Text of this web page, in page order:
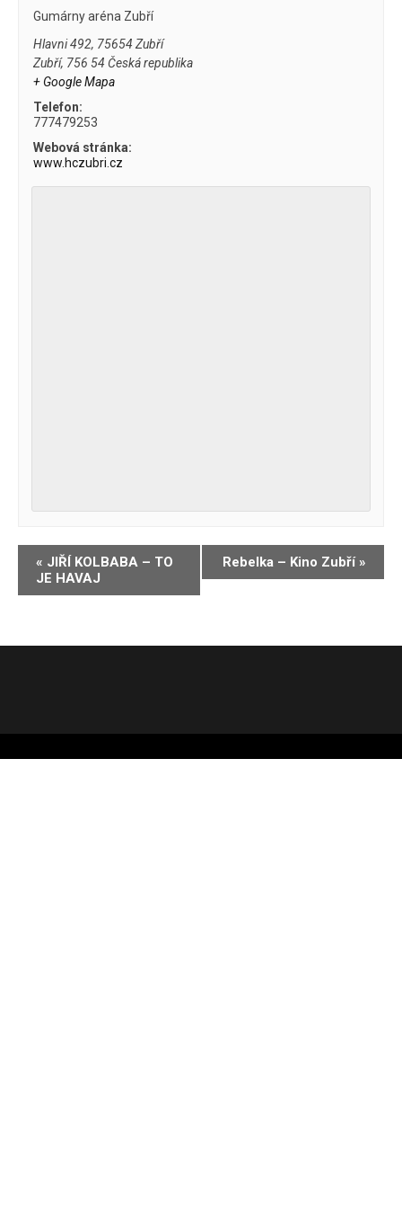
Gumárny aréna Zubří
Hlavni 492, 75654 Zubří
Zubří, 756 54 Česká republika
+ Google Mapa
Telefon:
777479253
Webová stránka:
www.hczubri.cz
Navigace
pro
« JIŘÍ KOLBABA – TO
JE HAVAJ
Rebelka – Kino Zubří »